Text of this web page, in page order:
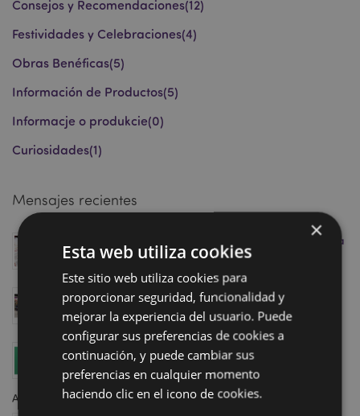
Consejos y Recomendaciones(12)
Festividades y Celebraciones(4)
Obras Benéficas(5)
Información de Productos(5)
Informacje o produkcie(0)
Curiosidades(1)
Mensajes recientes
Marcapáginas Magnéticos: La Premiada Tendencia
que Impulsará tus Ventas en Retail este 2026
Abril 23, 2026
Conozce nuestro showroom en Homexpo París: ¡pite
tu cita hoy mismo!
Abril 11, 2025
Aumenta tus ventas con la colección Minecraft de
Puckator, ¡justo a tiempo para el estreno de la
película!
Abril 04, 2025
×
Esta web utiliza cookies
Este sitio web utiliza cookies para
proporcionar seguridad, funcionalidad y
mejorar la experiencia del usuario. Puede
configurar sus preferencias de cookies a
continuación, y puede cambiar sus
preferencias en cualquier momento
haciendo clic en el icono de cookies.